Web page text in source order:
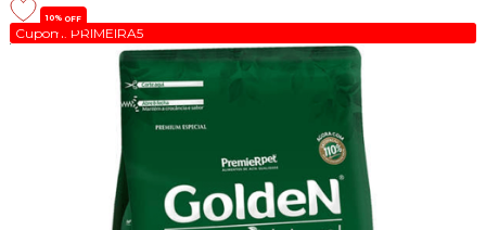
10% OFF
Cupom: PRIMEIRA5